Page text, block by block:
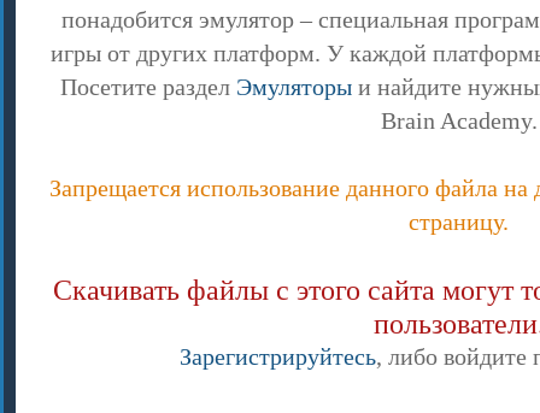
понадобится эмулятор – специальная
игры от других платформ. У каждой
Посетите раздел Эмуляторы и найдите
Brain Academy.
Запрещается использование данного файла на
страницу.
Скачивать файлы с этого сайта могут
Зарегистрируйтесь, либо войдите